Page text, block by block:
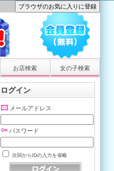
お店検索 女の子検索
ログイン
メールアドレス
パスワード
次回からIDの入力を省略